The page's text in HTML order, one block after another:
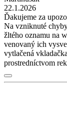
22.1.2026
Ďakujeme za
Na vzniknuté
žltého oznamu na
venovaný ich
vytlačená
prostredníctvom